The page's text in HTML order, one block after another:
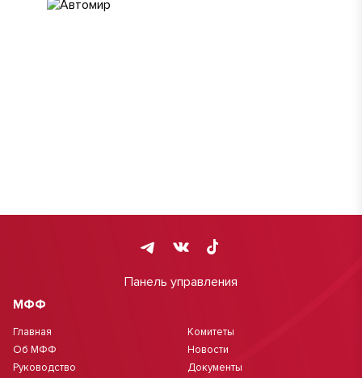
Панель управления
МФФ
Главная
Об МФФ
Руководство
Комитеты
Новости
Документы